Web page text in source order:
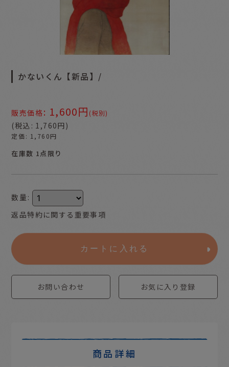
かないくん【新品】/
販売価格: 1,600円 (税別)
(税込 : 1,760円)
定価: 1,760円
在庫数 1点限り
数量 :
返品特約に関する重要事項
カートに入れる
お問い合わせ お気に入り登録
商品詳細